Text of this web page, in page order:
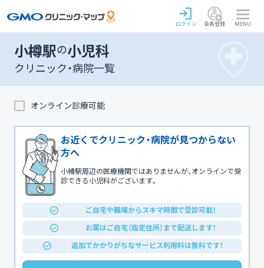
ログイン 会員登録 MENU
小樽駅の小児科
クリニック・病院一覧
オンライン診療可能
お近くでクリニック・病院が見つからない
方へ
小樽駅周辺の医療機関ではありませんが、オンラインで受
診できる小児科がございます。
ご自宅や職場からスキマ時間で受診可能！
お薬はご自宅（指定住所）まで配送します！
追加でかかりがちなサービス利用料は無料です！